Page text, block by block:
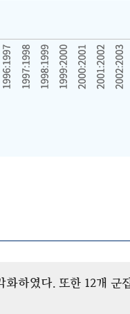
하였다. 또한 12개 군